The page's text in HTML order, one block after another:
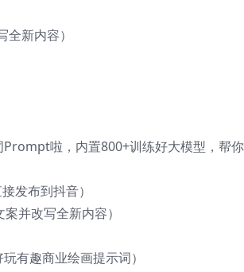
新内容）
啦，内置800+训练好大模型，帮
发布到抖音）
并改写全新内容）
有趣商业绘画提示词）